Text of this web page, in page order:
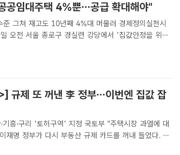
공임대주택 4%뿐…공급 확대해야"
재고도 10년째 4%대 머물러 경제정의실천시
오전 서울 종로구 경실련 강당에서 '집값안정을 위한
구 기자회견'을 열었다. /이다빈 기자[더팩트ㅣ이다빈
규제 또 꺼낸 李 정부…이번엔 집값 잡
기흥·구리 '토허구역' 지정 국토부 "주택시장 과열에 대
구리까지 규제지역으로 지정하고 대출·세금·거래를 동